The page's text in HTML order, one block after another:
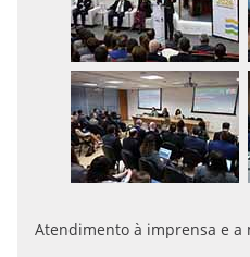
Atendimento à imprensa e a